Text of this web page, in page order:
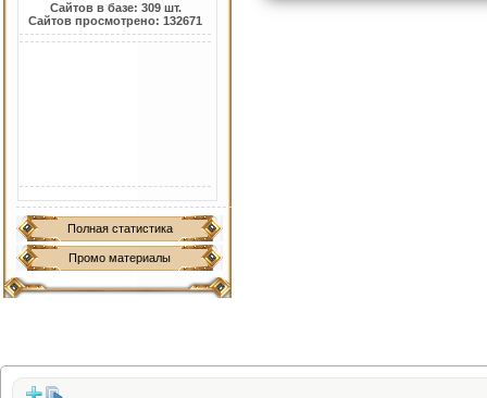
Сайтов в базе: 309 шт.
Сайтов просмотрено: 132671
Полная статистика
Промо материалы